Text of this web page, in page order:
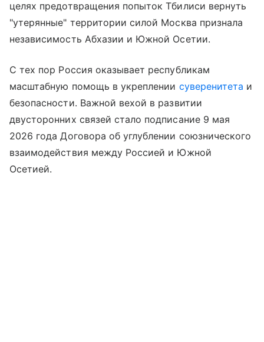
целях предотвращения попыток Тбилиси вернуть
"утерянные" территории силой Москва признала
независимость Абхазии и Южной Осетии.
С тех пор Россия оказывает республикам
масштабную помощь в укреплении суверенитета и
безопасности. Важной вехой в развитии
двусторонних связей стало подписание 9 мая
2026 года Договора об углублении союзнического
взаимодействия между Россией и Южной
Осетией.